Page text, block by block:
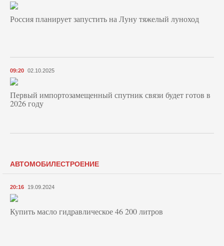
Россия планирует запустить на Луну тяжелый луноход
09:20 02.10.2025
Первый импортозамещенный спутник связи будет готов в
2026 году
АВТОМОБИЛЕСТРОЕНИЕ
20:16 19.09.2024
Купить масло гидравлическое 46 200 литров